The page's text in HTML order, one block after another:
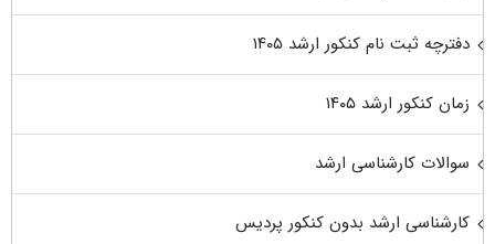
دفترچه ثبت نام کنکور ارشد ۱۴۰۵
زمان کنکور ارشد ۱۴۰۵
سوالات کارشناسی ارشد
کارشناسی ارشد بدون کنکور پردیس